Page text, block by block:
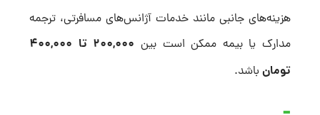
هزینه‌های جانبی مانند خدمات آژانس‌های مسافرتی، ترجمه
مدارک یا بیمه ممکن است بین
۲۰۰,۰۰۰ تا ۴۰۰,۰۰۰
تومان باشد.